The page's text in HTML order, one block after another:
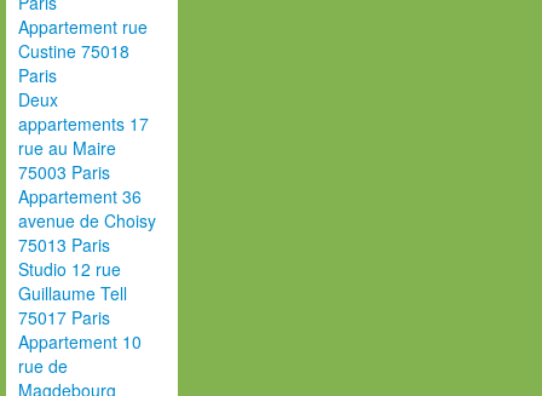
Appartement rue
Custine 75018
Paris
Deux
appartements 17
rue au Maire
75003 Paris
Appartement 36
avenue de Choisy
75013 Paris
Studio 12 rue
Guillaume Tell
75017 Paris
Appartement 10
rue de
Magdebourg